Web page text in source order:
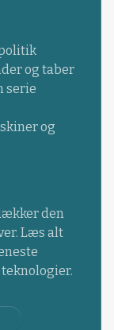
og taber
serie
og
den
Læs alt